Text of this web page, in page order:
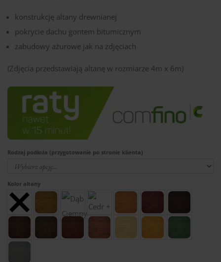
konstrukcję altany drewnianej
pokrycie dachu gontem bitumicznym
zabudowy ażurowe jak na zdjęciach
(Zdjęcia przedstawiają altanę w rozmiarze 4m x 6m)
Rodzaj podłoża (przygotowanie po stronie klienta)
Kolor altany